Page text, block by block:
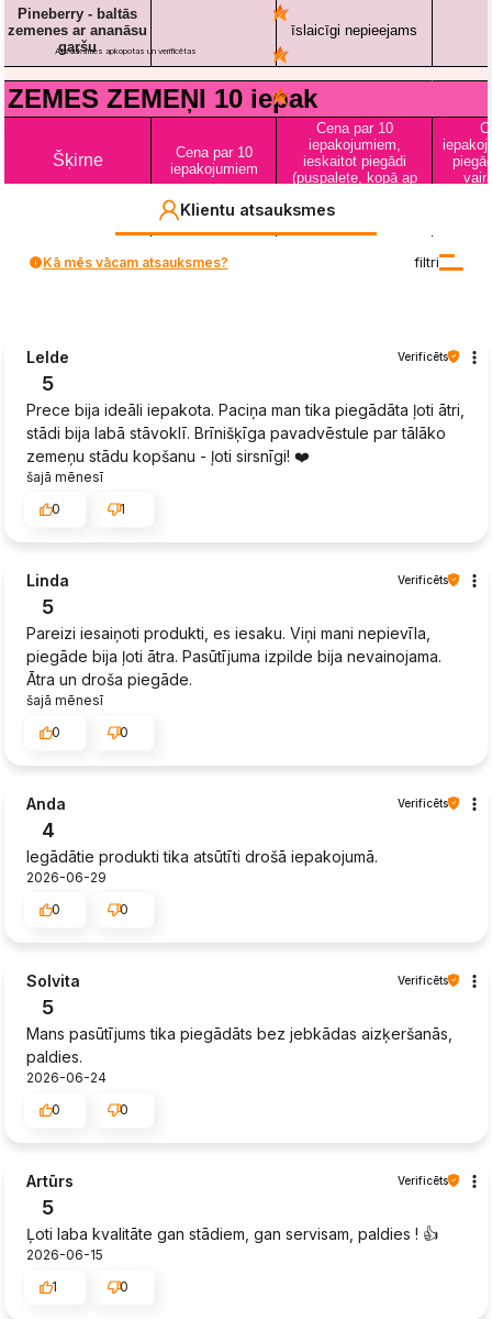
5748 Klienta vērtējums
no visiem laikiem
Atsauksmes apkopotas un verificētas
1
Klientu atsauksmes
filtri
Kā mēs vācam atsauksmes?
Lelde Verificēts
5
Prece bija ideāli iepakota. Paciņa man tika piegādāta ļoti ātri,
stādi bija labā stāvoklī. Brīnišķīga pavadvēstule par tālāko
zemeņu stādu kopšanu - ļoti sirsnīgi! ❤️
šajā mēnesī
0
1
Linda Verificēts
5
Pareizi iesaiņoti produkti, es iesaku. Viņi mani nepievīla,
piegāde bija ļoti ātra. Pasūtījuma izpilde bija nevainojama.
Ātra un droša piegāde.
šajā mēnesī
0
0
Anda Verificēts
4
Iegādātie produkti tika atsūtīti drošā iepakojumā.
2026-06-29
0
0
Solvita Verificēts
5
Mans pasūtījums tika piegādāts bez jebkādas aizķeršanās,
paldies.
2026-06-24
0
0
Artūrs Verificēts
5
Ļoti laba kvalitāte gan stādiem, gan servisam, paldies ! 👍️
2026-06-15
1
0